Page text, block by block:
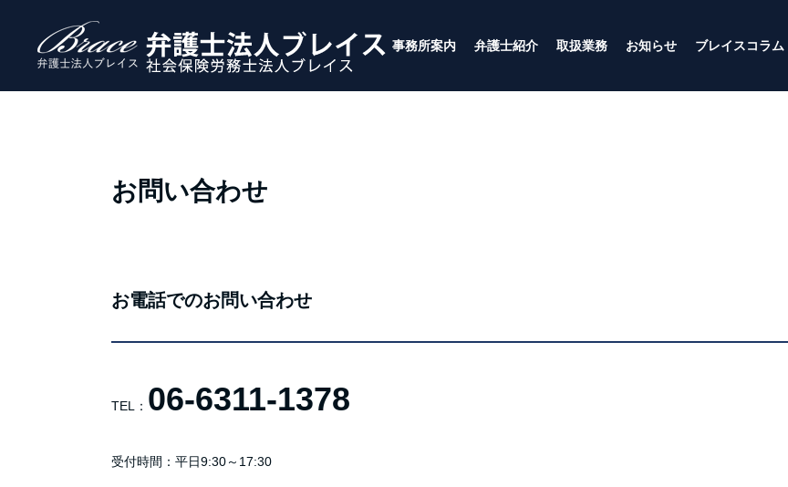
事務所案内 弁護士紹介 取扱業務 お知らせ ブレイスコラム
お問い合わせ
お電話でのお問い合わせ
TEL： 06-6311-1378
受付時間：平日9:30～17:30